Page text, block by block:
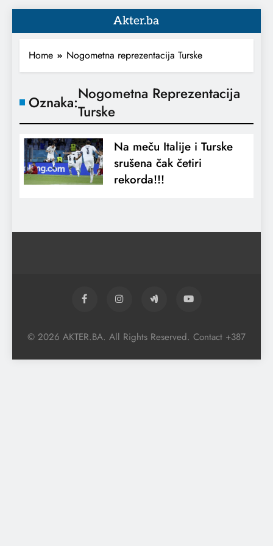
Akter.ba
Home Nogometna reprezentacija Turske
Oznaka:Nogometna Reprezentacija
Turske
Na meču Italije i Turske
srušena čak četiri
rekorda!!!
© 2026 AKTER.BA. All Rights Reserved. Contact +387